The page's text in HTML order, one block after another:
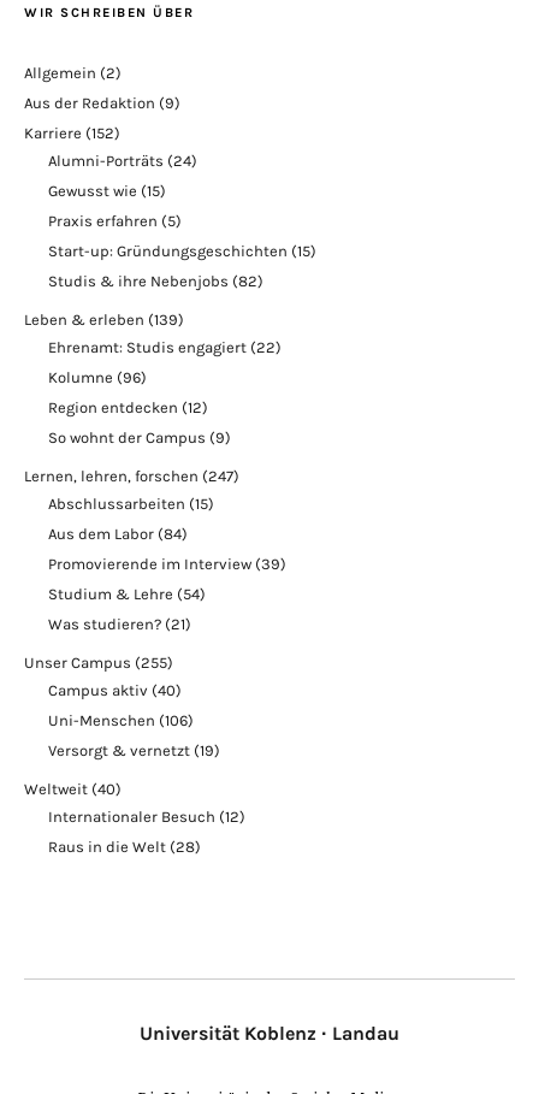
WIR SCHREIBEN ÜBER
Allgemein (2)
Aus der Redaktion (9)
Karriere (152)
Alumni-Porträts (24)
Gewusst wie (15)
Praxis erfahren (5)
Start-up: Gründungsgeschichten (15)
Studis & ihre Nebenjobs (82)
Leben & erleben (139)
Ehrenamt: Studis engagiert (22)
Kolumne (96)
Region entdecken (12)
So wohnt der Campus (9)
Lernen, lehren, forschen (247)
Abschlussarbeiten (15)
Aus dem Labor (84)
Promovierende im Interview (39)
Studium & Lehre (54)
Was studieren? (21)
Unser Campus (255)
Campus aktiv (40)
Uni-Menschen (106)
Versorgt & vernetzt (19)
Weltweit (40)
Internationaler Besuch (12)
Raus in die Welt (28)
Universität Koblenz · Landau